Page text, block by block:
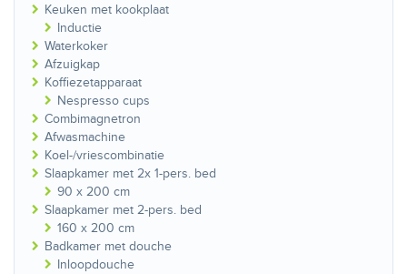
Keuken met kookplaat
Inductie
Waterkoker
Afzuigkap
Koffiezetapparaat
Nespresso cups
Combimagnetron
Afwasmachine
Koel-/vriescombinatie
Slaapkamer met 2x 1-pers. bed
90 x 200 cm
Slaapkamer met 2-pers. bed
160 x 200 cm
Badkamer met douche
Inloopdouche